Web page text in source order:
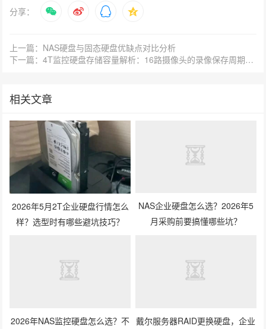
分享：
上一篇：NAS硬盘与固态硬盘优缺点对比分析
下一篇：4T监控硬盘存储容量解析：16路摄像头的录像保存周期全揭秘
相关文章
2026年5月2T企业硬盘行情怎么
样？选型时有哪些避坑技巧？
NAS企业硬盘怎么选？2026年5
月采购前要搞懂哪些坑？
2026年NAS监控硬盘怎么选？不 戴尔服务器RAID更换硬盘，企业